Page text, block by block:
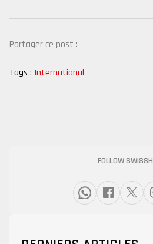
Partager ce post :
Tags : International
FOLLOW